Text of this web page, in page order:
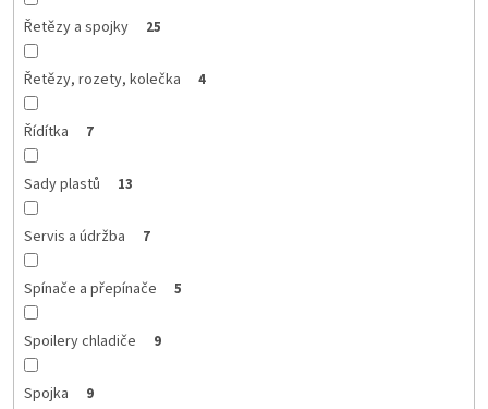
Řetězy a spojky 25
Řetězy, rozety, kolečka 4
Řídítka 7
Sady plastů 13
Servis a údržba 7
Spínače a přepínače 5
Spoilery chladiče 9
Spojka 9